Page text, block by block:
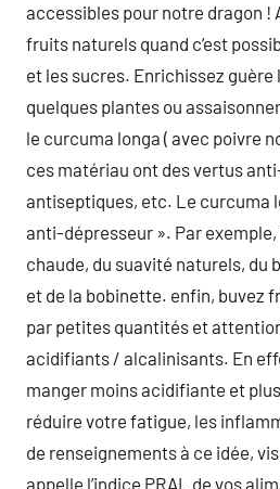
accessibles pour notre dragon !
fruits naturels quand c’est
et les sucres. Enrichissez guère
quelques plantes ou
le curcuma longa ( avec poivre
ces matériau ont des vertus
antiseptiques, etc. Le curcuma
anti-dépresseur ». Par exemple,
chaude, du suavité naturels, du
et de la bobinette. enfin, buvez
par petites quantités et
acidifiants / alcalinisants. En
manger moins acidifiante et
réduire votre fatigue, les
de renseignements à ce idée,
appelle l’indice PRAL de vos